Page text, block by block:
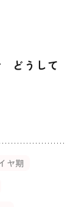
どうして
ヤ期